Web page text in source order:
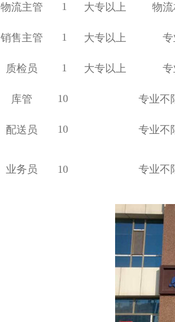
物流主管 1 大专以上 物
销售主管 1 大专以上 专
质检员 1 大专以上 专
库管 10 专业不
配送员 10 专业不
业务员 10 专业不